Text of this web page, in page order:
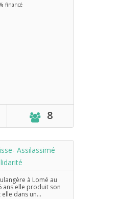
financé
8
Assilassimé
à Lomé au
ans elle produit son
dans un...